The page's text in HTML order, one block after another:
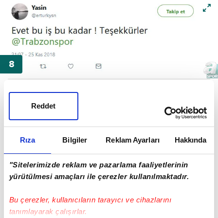
Rıza Bilgiler Reklam Ayarları Hakkında
"Sitelerimizde reklam ve pazarlama faaliyetlerinin
yürütülmesi amaçları ile çerezler kullanılmaktadır.
Bu çerezler, kullanıcıların tarayıcı ve cihazlarını
tanımlayarak çalışırlar.
Reddet